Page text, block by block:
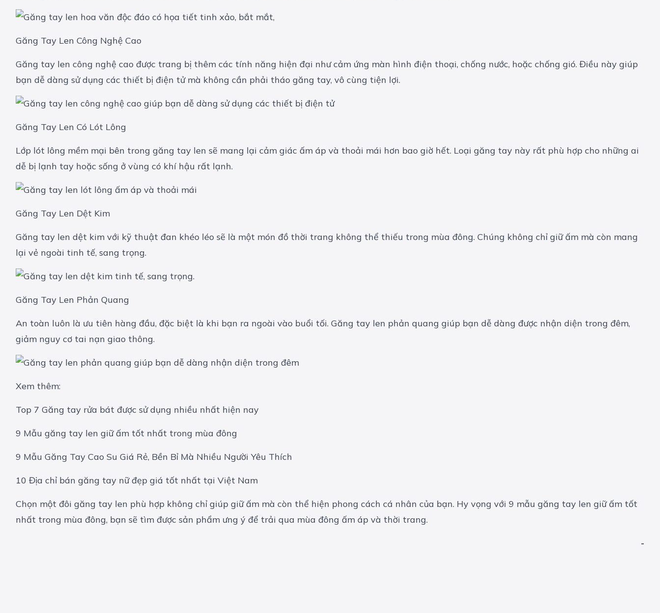
Găng Tay Len Công Nghệ Cao
Găng tay len công nghệ cao được trang bị thêm các tính năng hiện đại như cảm ứng màn hình điện thoại, chống nước, hoặc chống gió. Điều này giúp
bạn dễ dàng sử dụng các thiết bị điện tử mà không cần phải tháo găng tay, vô cùng tiện lợi.
Găng Tay Len Có Lót Lông
Lớp lót lông mềm mại bên trong găng tay len sẽ mang lại cảm giác ấm áp và thoải mái hơn bao giờ hết. Loại găng tay này rất phù hợp cho những ai
dễ bị lạnh tay hoặc sống ở vùng có khí hậu rất lạnh.
Găng Tay Len Dệt Kim
Găng tay len dệt kim với kỹ thuật đan khéo léo sẽ là một món đồ thời trang không thể thiếu trong mùa đông. Chúng không chỉ giữ ấm mà còn mang
lại vẻ ngoài tinh tế, sang trọng.
Găng Tay Len Phản Quang
An toàn luôn là ưu tiên hàng đầu, đặc biệt là khi bạn ra ngoài vào buổi tối. Găng tay len phản quang giúp bạn dễ dàng được nhận diện trong đêm,
giảm nguy cơ tai nạn giao thông.
Xem thêm:
Top 7 Găng tay rửa bát được sử dụng nhiều nhất hiện nay
9 Mẫu găng tay len giữ ấm tốt nhất trong mùa đông
9 Mẫu Găng Tay Cao Su Giá Rẻ, Bền Bỉ Mà Nhiều Người Yêu Thích
10 Địa chỉ bán găng tay nữ đẹp giá tốt nhất tại Việt Nam
Chọn một đôi găng tay len phù hợp không chỉ giúp giữ ấm mà còn thể hiện phong cách cá nhân của bạn. Hy vọng với 9 mẫu găng tay len giữ ấm tốt
nhất trong mùa đông, bạn sẽ tìm được sản phẩm ưng ý để trải qua mùa đông ấm áp và thời trang.
-